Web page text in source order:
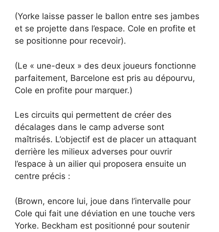
(Yorke laisse passer le ballon entre ses jambes
et se projette dans l’espace. Cole en profite et
se positionne pour recevoir).
(Le « une-deux » des deux joueurs fonctionne
parfaitement, Barcelone est pris au dépourvu,
Cole en profite pour marquer.)
Les circuits qui permettent de créer des
décalages dans le camp adverse sont
maîtrisés. L’objectif est de placer un attaquant
derrière les milieux adverses pour ouvrir
l’espace à un ailier qui proposera ensuite un
centre précis :
(Brown, encore lui, joue dans l’intervalle pour
Cole qui fait une déviation en une touche vers
Yorke. Beckham est positionné pour soutenir